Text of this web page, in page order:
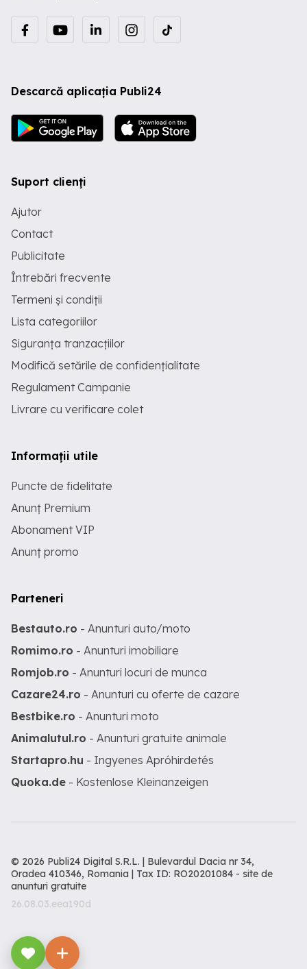
Descarcă aplicația Publi24
Suport clienți
Ajutor
Contact
Publicitate
Întrebări frecvente
Termeni și condiții
Lista categoriilor
Siguranța tranzacțiilor
Modifică setările de confidențialitate
Regulament Campanie
Livrare cu verificare colet
Informații utile
Puncte de fidelitate
Anunț Premium
Abonament VIP
Anunț promo
Parteneri
Bestauto.ro - Anunturi auto/moto
Romimo.ro - Anunturi imobiliare
Romjob.ro - Anunturi locuri de munca
Cazare24.ro - Anunturi cu oferte de cazare
Bestbike.ro - Anunturi moto
Animalutul.ro - Anunturi gratuite animale
Startapro.hu - Ingyenes Apróhirdetés
Quoka.de - Kostenlose Kleinanzeigen
© 2026 Publi24 Digital S.R.L. | Bulevardul Dacia nr 34,
Oradea 410346, Romania | Tax ID: RO20201084 - site de
anunturi gratuite
26.08.03.eea190d